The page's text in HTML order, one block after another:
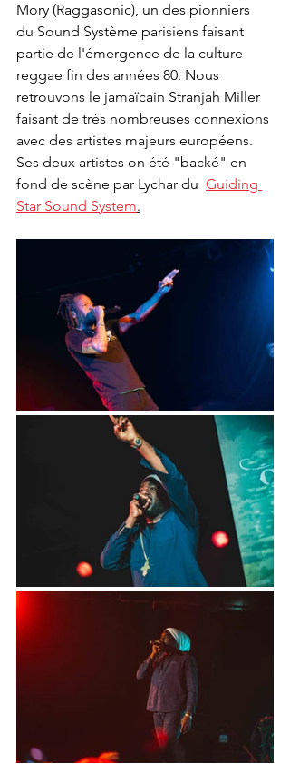
Mory (Raggasonic), un des pionniers
du Sound Système parisiens faisant
partie de l'émergence de la culture
reggae fin des années 80. Nous
retrouvons le jamaïcain Stranjah Miller
faisant de très nombreuses connexions
avec des artistes majeurs européens.
Ses deux artistes on été "backé" en
fond de scène par Lychar du Guiding
Star Sound System.